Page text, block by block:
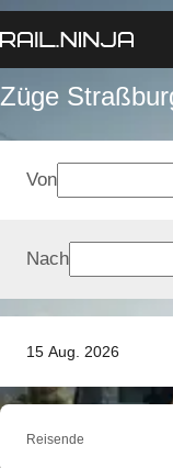
Züge
15 Aug. 2026
Von
Nach
Reisende